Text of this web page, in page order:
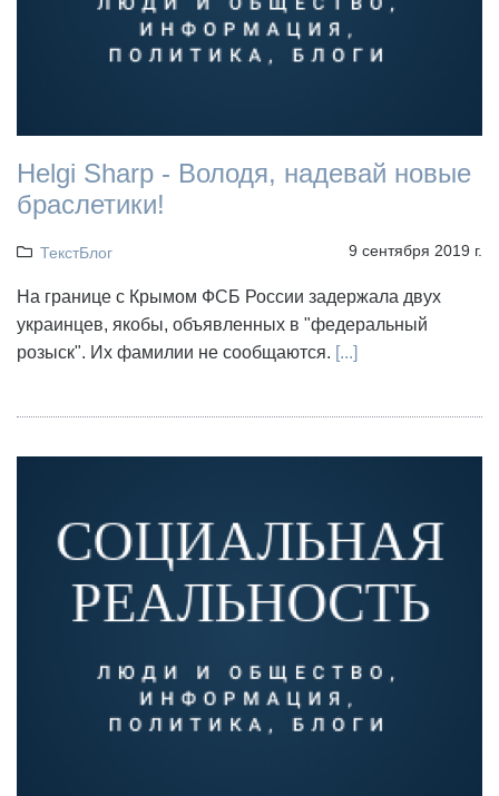
Helgi Sharp - Володя, надевай новые
браслетики!
ТекстБлог 9 сентября 2019 г.
На границе с Крымом ФСБ России задержала двух
украинцев, якобы, объявленных в "федеральный
розыск". Их фамилии не сообщаются. [...]